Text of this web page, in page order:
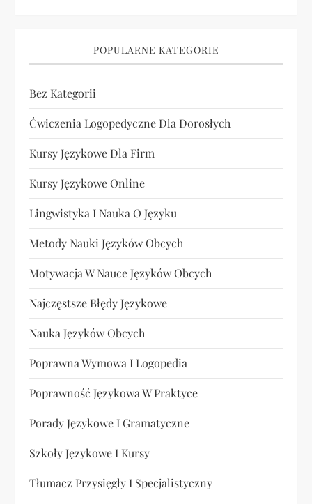
POPULARNE KATEGORIE
Bez Kategorii
Ćwiczenia Logopedyczne Dla Dorosłych
Kursy Językowe Dla Firm
Kursy Językowe Online
Lingwistyka I Nauka O Języku
Metody Nauki Języków Obcych
Motywacja W Nauce Języków Obcych
Najczęstsze Błędy Językowe
Nauka Języków Obcych
Poprawna Wymowa I Logopedia
Poprawność Językowa W Praktyce
Porady Językowe I Gramatyczne
Szkoły Językowe I Kursy
Tłumacz Przysięgły I Specjalistyczny